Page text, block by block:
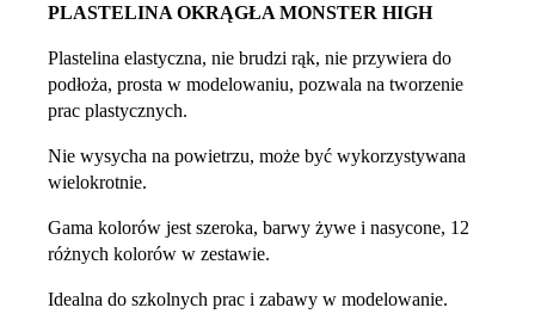
PLASTELINA OKRĄGŁA MONSTER HIGH
Plastelina elastyczna, nie brudzi rąk, nie przywiera do
podłoża, prosta w modelowaniu, pozwala na tworzenie
prac plastycznych.
Nie wysycha na powietrzu, może być wykorzystywana
wielokrotnie.
Gama kolorów jest szeroka, barwy żywe i nasycone, 12
różnych kolorów w zestawie.
Idealna do szkolnych prac i zabawy w modelowanie.